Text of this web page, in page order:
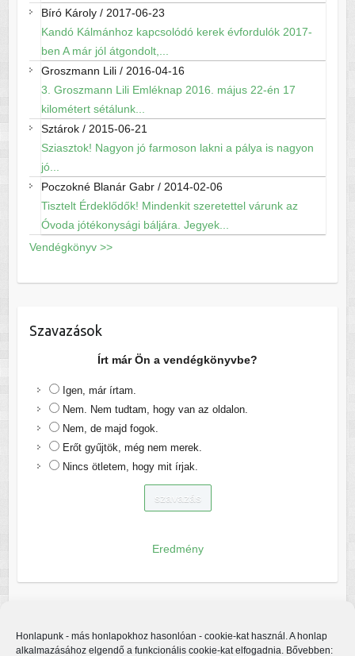
Honlapunk - más honlapokhoz hasonlóan - cookie-kat használ. A honlap
alkalmazásához elgendő a funkcionális cookie-kat elfogadnia. Bővebben:
Bíró Károly/ 2017-06-23
Kandó Kálmánhoz kapcsolódó kerek évfordulók 2017-
ben A már jól átgondolt,...
Groszmann Lili/ 2016-04-16
3. Groszmann Lili Emléknap 2016. május 22-én 17
kilométert sétálunk...
Sztárok/ 2015-06-21
Sziasztok! Nagyon jó farmoson lakni a pálya is nagyon
jó...
Poczokné Blanár Gabr/ 2014-02-06
Tisztelt Érdeklődők! Mindenkit szeretettel várunk az
Óvoda jótékonysági báljára. Jegyek...
Vendégkönyv >>
Szavazások
Írt már Ön a vendégkönyvbe?
Igen, már írtam.
Nem. Nem tudtam, hogy van az oldalon.
Nem, de majd fogok.
Erőt gyűjtök, még nem merek.
Nincs ötletem, hogy mit írjak.
Eredmény